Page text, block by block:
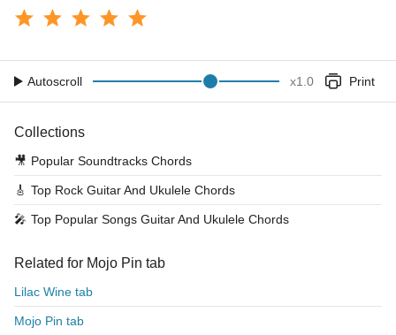
Autoscroll x1.0 Print
Collections
🎥 Popular Soundtracks Chords
🎸 Top Rock Guitar And Ukulele Chords
🎤 Top Popular Songs Guitar And Ukulele Chords
Related for Mojo Pin tab
Lilac Wine tab
Mojo Pin tab